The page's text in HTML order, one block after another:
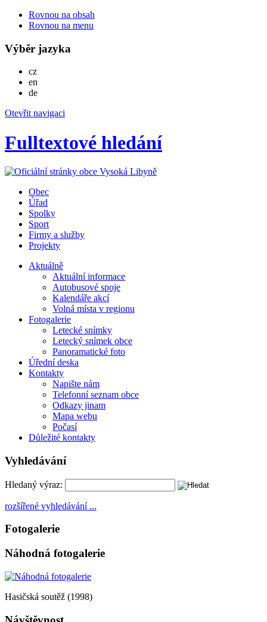
Rovnou na obsah
Rovnou na menu
Výběr jazyka
czČesky
en
deDeutsch
Otevřit navigaci
Fulltextové hledání
Obec
Úřad
Spolky
Sport
Firmy a služby
Projekty
Aktuálně
Aktuální informace
Autobusové spoje
Kalendáře akcí
Volná místa v regionu
Fotogalerie
Letecké snímky
Letecký snímek obce
Panoramatické foto
Úřední deska
Kontakty
Napište nám
Telefonní seznam obce
Odkazy jinam
Mapa webu
Počasí
Důležité kontakty
Vyhledávání
Hledaný výraz:
rozšířené vyhledávání ...
Fotogalerie
Náhodná fotogalerie
Hasičská soutěž (1998)